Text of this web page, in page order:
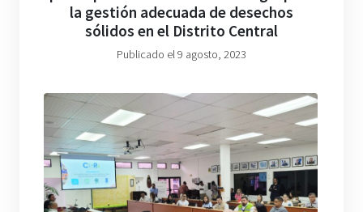
la gestión adecuada de desechos
sólidos en el Distrito Central
Publicado el 9 agosto, 2023